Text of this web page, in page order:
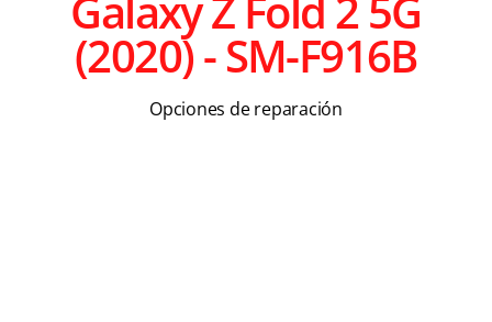
(2020) - SM-F916B
Opciones de reparación